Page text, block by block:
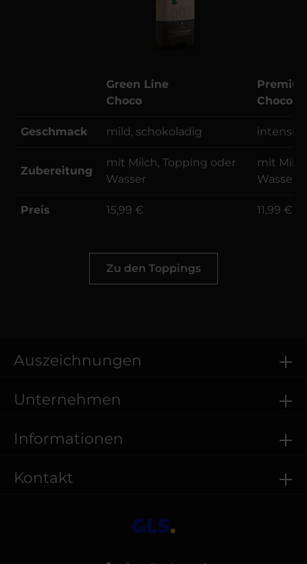
Green Line
Choco
Choco
Geschmack mild, schokoladig intensiv
Zubereitung
mit Milch, Topping oder
Wasser
mit
Wasser
Preis 15,99 € 11,99 €
Zu den Toppings
Auszeichnungen
Kontakt
Unternehmen
Informationen